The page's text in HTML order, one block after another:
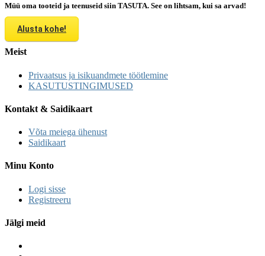
Müü oma tooteid ja teenuseid siin TASUTA. See on lihtsam, kui sa arvad!
Alusta kohe!
Meist
Privaatsus ja isikuandmete töötlemine
KASUTUSTINGIMUSED
Kontakt & Saidikaart
Võta meiega ühenust
Saidikaart
Minu Konto
Logi sisse
Registreeru
Jälgi meid